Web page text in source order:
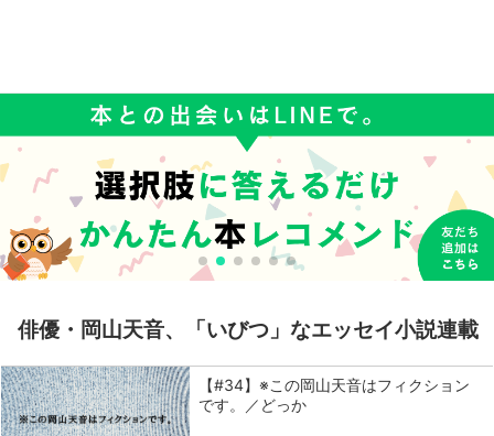
俳優・岡山天音、「いびつ」なエッセイ小説連載
【#34】※この岡山天音はフィクション
です。／どっか